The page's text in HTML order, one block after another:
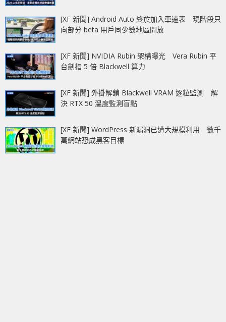
[XF 新聞] Android Auto 終於加入車速表 現階段只
向部分 beta 用戶同少數地區開放
[XF 新聞] NVIDIA Rubin 架構曝光 Vera Rubin 平
台劍指 5 倍 Blackwell 算力
[XF 新聞] 外掛解鎖 Blackwell VRAM 逐粒監測 解
決 RTX 50 溫度監測盲點
[XF 新聞] WordPress 新漏洞已遭大規模利用 數千
萬網站恐成黑客目標